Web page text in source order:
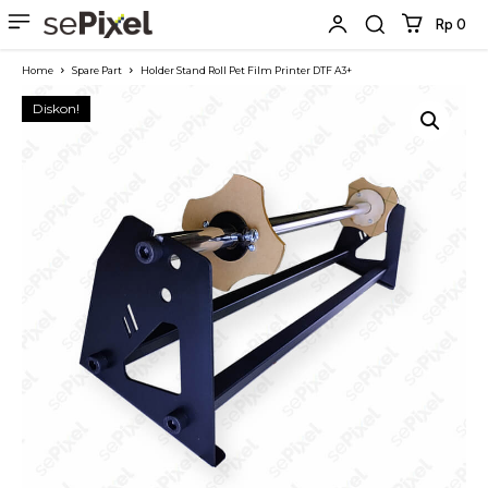
Rp 0
Home Spare Part Holder Stand Roll Pet Film Printer DTF A3+
Diskon!